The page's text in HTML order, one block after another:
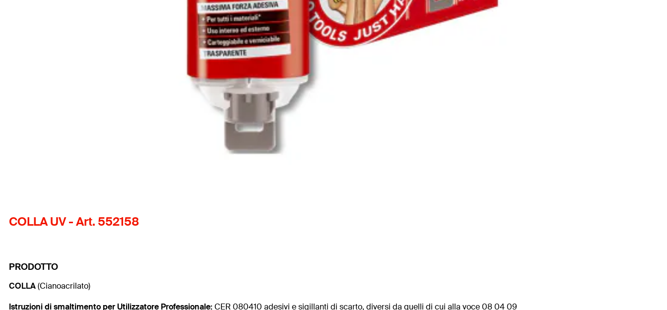
COLLA UV - Art. 552158
PRODOTTO
COLLA(Cianoacrilato)
Istruzioni di smaltimento per Utilizzatore Professionale:CER 080410 adesivi e sigillanti di scarto, diversi da quelli di cui alla voce 08 04 09